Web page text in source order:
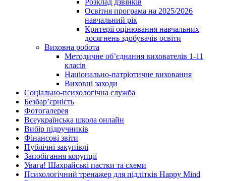
Розклад дзвінків
Освітня програма на 2025/2026
навчальний рік
Критерії оцінювання навчальних
досягнень здобувачів освіти
Виховна робота
Методичне об’єднання вихователів 1-11
класів
Національно-патріотичне виховання
Виховні заходи
Соціально-психологічна служба
Безбар’єрність
Фотогалерея
Всеукраїнська школа онлайн
Вибір підручників
Фінансові звіти
Публічні закупівлі
Запобігання корупції
Увага! Шахрайські пастки та схеми
Психологічний тренажер для підлітків Happy Mind